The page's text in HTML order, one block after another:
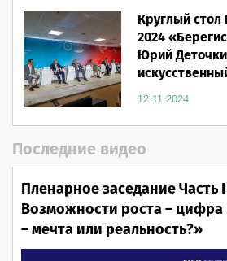
Круглый стол
2024
Юрий
12.11.2024
Последние видео
Пленарное заседание Часть
Возможности роста – цифра
– мечта или реальность?»